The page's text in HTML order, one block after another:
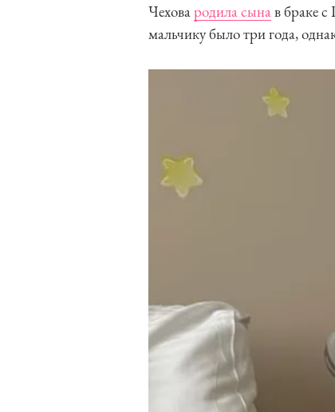
Чеховародила сынав браке
мальчику было три года,